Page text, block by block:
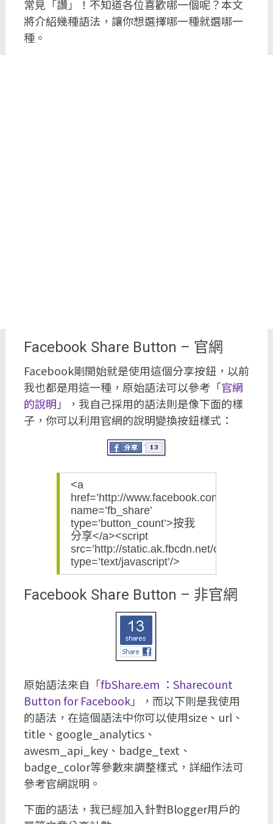
常見「讚」！不知道各位喜歡哪一個呢？本文
將介紹幾種語法，讓你想選擇哪一種就選哪一
種。
Facebook Share Button – 官網
Facebook剛開始就是使用這個分享按鈕，以前
我也都是用這一種，原始語法可以參考「官網
的說明 」，我自己採用的語法則是像下面的樣
子，你可以利用官網的說明變換按鈕樣式：
<a
href=’http://www.facebook.com/
name=’fb_share’
type=’button_count’>按我
分享</a><script
src=’http://static.ak.fbcdn.net/
type=’text/javascript’/>
Facebook Share Button – 非官網
原始語法來自「fbShare.em ：Sharecount
Button for Facebook」，而以下則是我使用
的語法，在這個語法中你可以使用size、url、
title、google_analytics、
awesm_api_key、badge_text、
badge_color等參數來調整樣式，詳細作法可
參考官網說明。
下面的語法，我已經加入針對Blogger用戶的